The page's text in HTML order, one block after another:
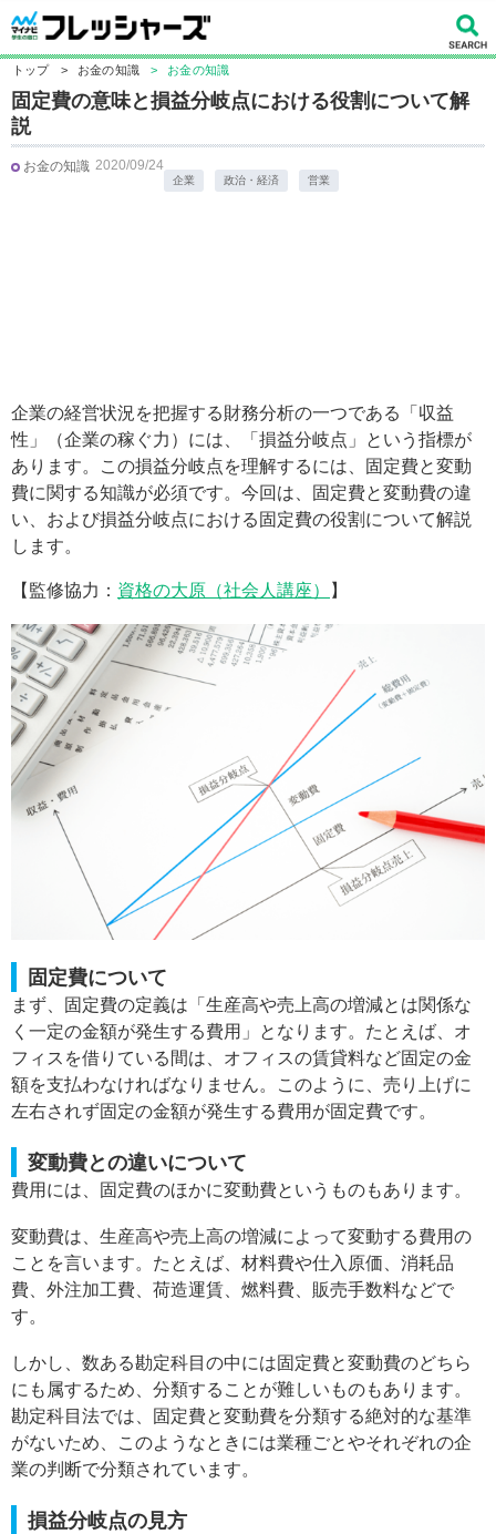
トップ > お金の知識 > お金の知識
固定費の意味と損益分岐点における役割について解
説
お金の知識 2020/09/24
企業 政治・経済 営業
企業の経営状況を把握する財務分析の一つである「収益
性」（企業の稼ぐ力）には、「損益分岐点」という指標が
あります。この損益分岐点を理解するには、固定費と変動
費に関する知識が必須です。今回は、固定費と変動費の違
い、および損益分岐点における固定費の役割について解説
します。
【監修協力： 資格の大原（社会人講座） 】
固定費について
まず、固定費の定義は「生産高や売上高の増減とは関係な
く一定の金額が発生する費用」となります。たとえば、オ
フィスを借りている間は、オフィスの賃貸料など固定の金
額を支払わなければなりません。このように、売り上げに
左右されず固定の金額が発生する費用が固定費です。
変動費との違いについて
費用には、固定費のほかに変動費というものもあります。
変動費は、生産高や売上高の増減によって変動する費用の
ことを言います。たとえば、材料費や仕入原価、消耗品
費、外注加工費、荷造運賃、燃料費、販売手数料などで
す。
しかし、数ある勘定科目の中には固定費と変動費のどちら
にも属するため、分類することが難しいものもあります。
勘定科目法では、固定費と変動費を分類する絶対的な基準
がないため、このようなときには業種ごとやそれぞれの企
業の判断で分類されています。
損益分岐点の見方